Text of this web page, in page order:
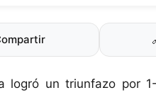
logró un triunfazo por